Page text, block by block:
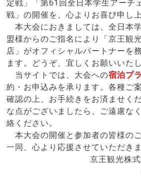
定戦」「第61回全日本学生アーチ
戦」の開催を、心よりお喜び申し上
本大会におきましては、全日本
盟様からのご指名により「京王観
店」がオフィシャルパートナーを
ます。どうぞ、宜しくお願いいたし
当サイトでは、大会への宿泊プ
約・お申込みを承ります。各種ご
確認の上、お手続きをお済ませく
な点がございましたら、ご遠慮な
絡ください。
本大会の開催と参加者の皆様の
一同、心より応援させていただきま
京王観光株